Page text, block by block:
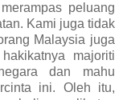
peluang
Kami juga tidak
Malaysia juga
majoriti
dan mahu
ini. Oleh itu,